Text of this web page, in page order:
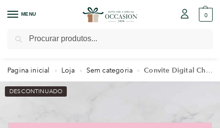
MENU 0
Pagina inicial » Loja » Sem categoria » Convite Digital Chá Bebê/ Fraldas – Modelo Valentina
DESCONTINUADO